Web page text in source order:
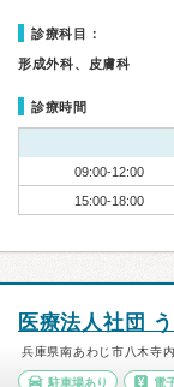
診療科目：
形成外科、皮膚科
診療時間
09:00-12:00
15:00-18:00
医療法人社団
兵庫県南あわじ市八木寺内
駐車場あり 電